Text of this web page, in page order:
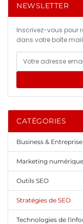
NEWSLETTER
Inscrivez-vous pour
dans votre boîte
CATÉGORIES
Business & Entreprise
Marketing numérique
Outils SEO
Stratégies de SEO
Technologies de